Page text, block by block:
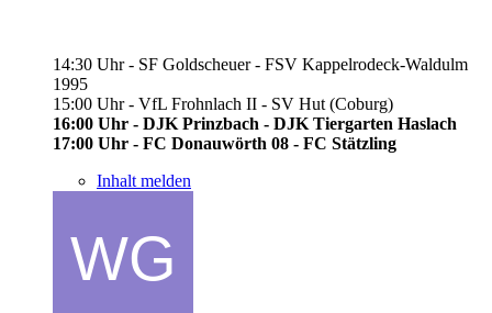
14:30 Uhr - SF Goldscheuer - FSV Kappelrodeck-Waldulm
1995
15:00 Uhr - VfL Frohnlach II - SV Hut (Coburg)
16:00 Uhr - DJK Prinzbach - DJK Tiergarten Haslach
17:00 Uhr - FC Donauwörth 08 - FC Stätzling
Inhalt melden